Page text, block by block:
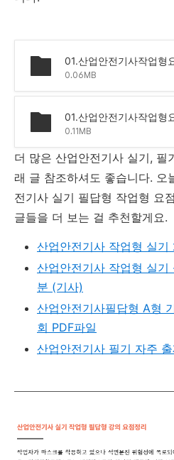
01.산업안전기사작업형
0.06MB
01.산업안전기사작업형
0.11MB
더 많은 산업안전기사 실기, 필
래 글 참조하셔도 좋습니다. 오
전기사 실기 필답형 작업형 요
글들을 더 보는 걸 추천할게요.
산업안전기사 작업형 실기
산업안전기사 작업형 실기
분 (기사)
산업안전기사필답형 A형
회 PDF파일
산업안전기사 필기 자주